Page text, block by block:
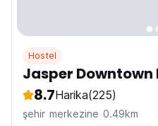
Hostel
Jasper Downtown
8.7Harika(225)
şehir merkezine 0.49km